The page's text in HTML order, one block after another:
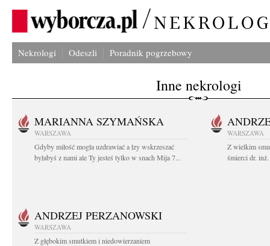
Nekrologi Odeszli Poradnik pogrzebowy
Inne nekrologi
MARIANNA SZYMAŃSKA
WARSZAWA
Gdyby miłość mogła uzdrawiać a łzy wskrzeszać
byłabyś z nami ale Ty jesteś tylko w snach Mija 7...
WARSZAWA
Z wielkim
śmierci dr.
ANDRZEJ PERZANOWSKI
WARSZAWA
Z głębokim smutkiem i niedowierzaniem